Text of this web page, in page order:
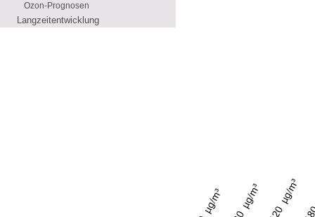
Ozon-Prognosen
Langzeitentwicklung